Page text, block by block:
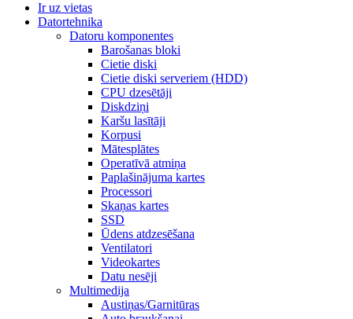
Ir uz vietas
Datortehnika
Datoru komponentes
Barošanas bloki
Cietie diski
Cietie diski serveriem (HDD)
CPU dzesētāji
Diskdziņi
Karšu lasītāji
Korpusi
Mātesplātes
Operatīvā atmiņa
Paplašinājuma kartes
Processori
Skaņas kartes
SSD
Ūdens atdzesēšana
Ventilatori
Videokartes
Datu nesēji
Multimedija
Austiņas/Garnitūras